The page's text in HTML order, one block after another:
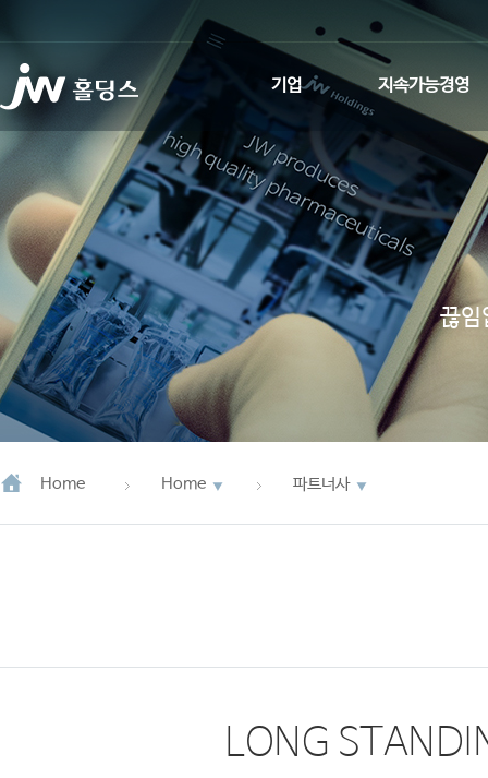
기업
인사말
회사소개
사업회사 소개
JW Promise
JW WAY
지속가능경영
환경적 지속가능성
사회적 지속가능성
지배구조
ESG News
끊임
Home Home 파트너사
LONG